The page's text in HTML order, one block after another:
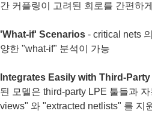
간 커플링이 고려된 회로를 간편하
'What-if' Scenarios - critical nets
양한 "what-if" 분석이 가능
Integrates Easily with Third-
된 모델은 third-party LPE 툴들과
views" 와 "extracted netlists" 를 지